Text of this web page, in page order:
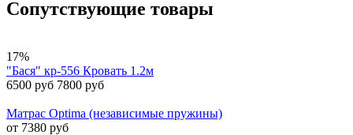
Сопутствующие товары
17%
"Бася" кр-556 Кровать 1.2м
6500 руб 7800 руб
Матрас Optima (независимые пружины)
от 7380 руб